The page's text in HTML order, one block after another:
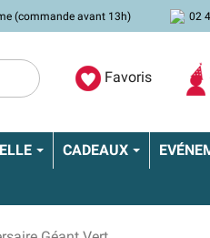
(commande avant 13h) 02
Favoris
CADEAUX